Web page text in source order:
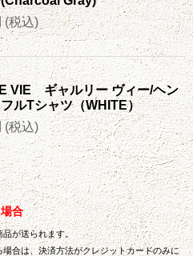
(税込)
VIE ギャルリー ヴィー/ヘン
ルTシャツ（WHITE）
(税込)
合
品が送られます。
合は、決済方法がクレジットカードのみに